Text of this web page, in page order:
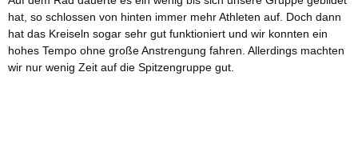
hat, so schlossen von hinten immer mehr Athleten auf. Doch dann
hat das Kreiseln sogar sehr gut funktioniert und wir konnten ein
hohes Tempo ohne große Anstrengung fahren. Allerdings machten
wir nur wenig Zeit auf die Spitzengruppe gut.